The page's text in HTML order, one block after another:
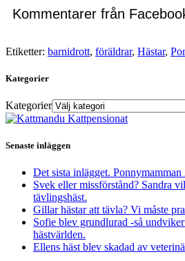
Kommentarer från
Etiketter: barnidrott, föräldrar, Hästar,
Kategorier
Kategorier
Senaste inläggen
Det sista inlägget.
Svek eller missförstånd? Sandra
tävlingshäst.
Gillar hästar att tävla? Vi måste
Sofie blev grundlurad -så
hästvärlden.
Ellens häst blev skadad av